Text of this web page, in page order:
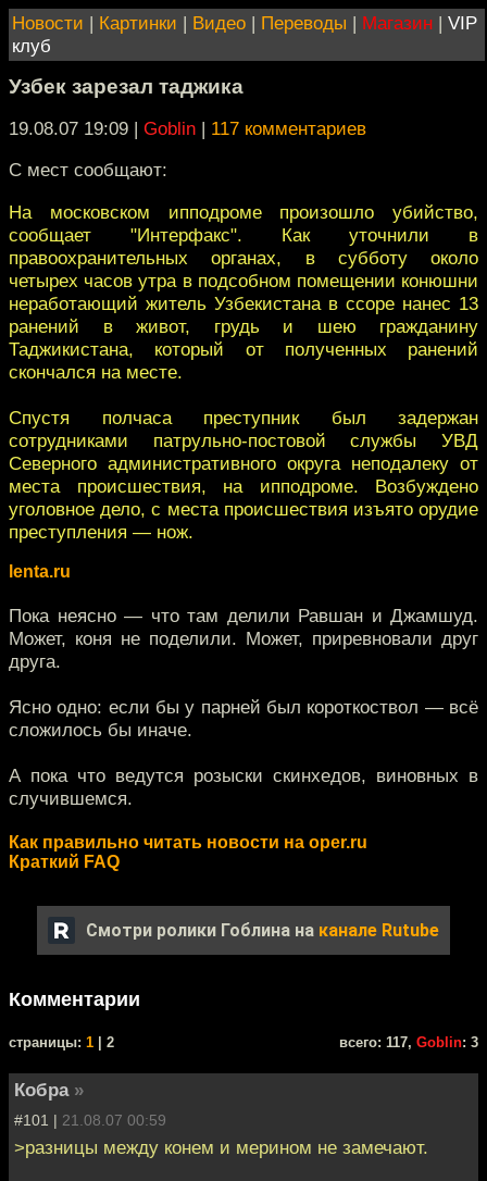
Новости | Картинки | Видео | Переводы | Магазин | VIP
клуб
Узбек зарезал таджика
19.08.07 19:09 | Goblin | 117 комментариев
C мест сообщают:
На московском ипподроме произошло убийство,
сообщает "Интерфакс". Как уточнили в
правоохранительных органах, в субботу около
четырех часов утра в подсобном помещении конюшни
неработающий житель Узбекистана в ссоре нанес 13
ранений в живот, грудь и шею гражданину
Таджикистана, который от полученных ранений
скончался на месте.
Спустя полчаса преступник был задержан
сотрудниками патрульно-постовой службы УВД
Северного административного округа неподалеку от
места происшествия, на ипподроме. Возбуждено
уголовное дело, с места происшествия изъято орудие
преступления — нож.
lenta.ru
Пока неясно — что там делили Равшан и Джамшуд.
Может, коня не поделили. Может, приревновали друг
друга.
Ясно одно: если бы у парней был короткоствол — всё
сложилось бы иначе.
А пока что ведутся розыски скинхедов, виновных в
случившемся.
Как правильно читать новости на oper.ru
Краткий FAQ
Смотри ролики Гоблина на канале Rutube
Комментарии
cтраницы: 1 | 2 всего: 117, Goblin: 3
Кобра »
#101 | 21.08.07 00:59
>разницы между конем и мерином не замечают.